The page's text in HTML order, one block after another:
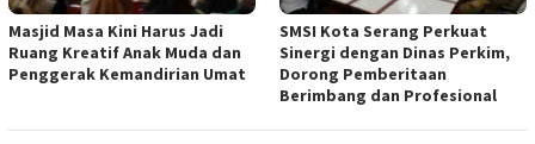
Masjid Masa Kini Harus Jadi
Ruang Kreatif Anak Muda dan
Penggerak Kemandirian Umat
SMSI Kota Serang Perkuat
Sinergi dengan Dinas Perkim,
Dorong Pemberitaan
Berimbang dan Profesional